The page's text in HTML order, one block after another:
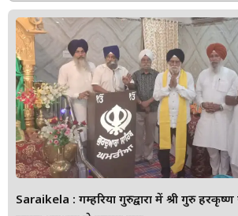
Saraikela : गम्हरिया गुरुद्वारा में श्री गुरु